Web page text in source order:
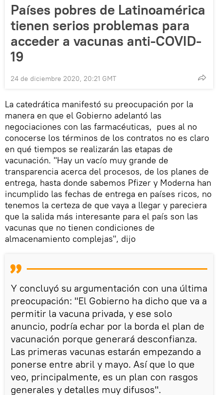
Países pobres de Latinoamérica
tienen serios problemas para
acceder a vacunas anti-COVID-
19
24 de diciembre 2020, 20:21 GMT
La catedrática manifestó su preocupación por la
manera en que el Gobierno adelantó las
negociaciones con las farmacéuticas, pues al no
conocerse los términos de los contratos no es claro
en qué tiempos se realizarán las etapas de
vacunación. "Hay un vacío muy grande de
transparencia acerca del procesos, de los planes de
entrega, hasta donde sabemos Pfizer y Moderna han
incumplido las fechas de entrega en países ricos, no
tenemos la certeza de que vaya a llegar y pareciera
que la salida más interesante para el país son las
vacunas que no tienen condiciones de
almacenamiento complejas", dijo
Y concluyó su argumentación con una última
preocupación: "El Gobierno ha dicho que va a
permitir la vacuna privada, y ese solo
anuncio, podría echar por la borda el plan de
vacunación porque generará desconfianza.
Las primeras vacunas estarán empezando a
ponerse entre abril y mayo. Así que lo que
veo, principalmente, es un plan con rasgos
generales y detalles muy difusos".